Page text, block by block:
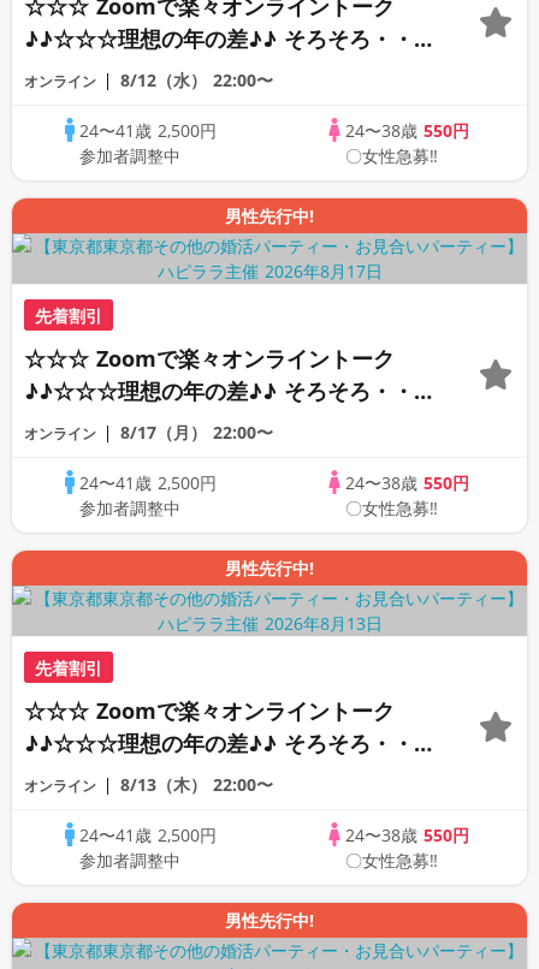
☆☆☆ Zoomで楽々オンライントーク
♪♪☆☆☆理想の年の差♪♪ そろそろ・・・
素敵な恋人見つけたい♪ ♪☆カジュアルな
行あり♪♪
オンライン 8/12（水） 22:00〜
24〜41歳 2,500円
参加者調整中
24〜38歳 550円
〇女性急募‼
男性先行中!
先着割引
☆☆☆ Zoomで楽々オンライントーク
♪♪☆☆☆理想の年の差♪♪ そろそろ・・・
素敵な恋人見つけたい♪ ♪☆カジュアルな
行あり♪♪
オンライン 8/17（月） 22:00〜
24〜41歳 2,500円
参加者調整中
24〜38歳 550円
〇女性急募‼
男性先行中!
先着割引
☆☆☆ Zoomで楽々オンライントーク
♪♪☆☆☆理想の年の差♪♪ そろそろ・・・
素敵な恋人見つけたい♪ ♪☆カジュアルな
行あり♪♪
オンライン 8/13（木） 22:00〜
24〜41歳 2,500円
参加者調整中
24〜38歳 550円
〇女性急募‼
男性先行中!